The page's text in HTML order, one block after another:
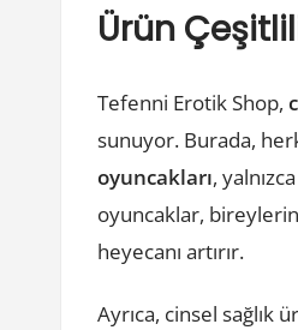
Ürün
Tefenni Erotik Shop,
sunuyor. Burada,
oyuncakları,
oyuncaklar,
heyecanı artırır.
Ayrıca, cinsel